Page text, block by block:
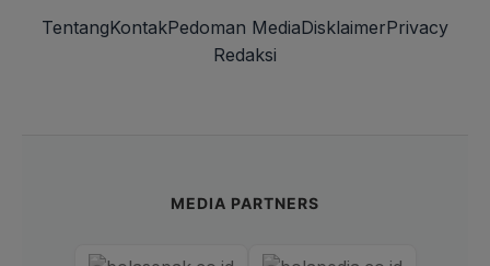
TentangKontakPedoman MediaDisklaimerPrivacy
Redaksi
MEDIA PARTNERS